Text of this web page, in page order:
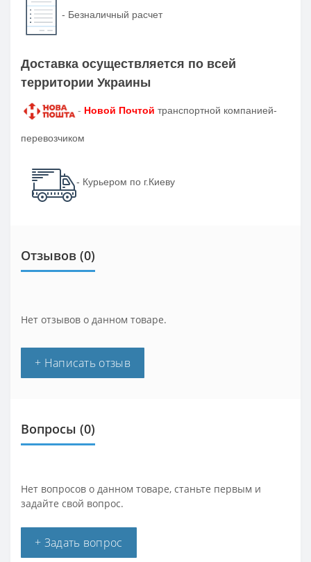
- Безналичный расчет
Доставка осуществляется по всей
территории Украины
- Новой Почтой транспортной компанией-
перевозчиком
- Курьером по г.Киеву
Отзывов (0)
Нет отзывов о данном товаре.
+ Написать отзыв
Вопросы (0)
Нет вопросов о данном товаре, станьте первым и
задайте свой вопрос.
+ Задать вопрос